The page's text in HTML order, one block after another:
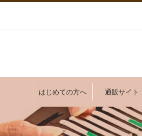
はじめての方へ 通販サイト